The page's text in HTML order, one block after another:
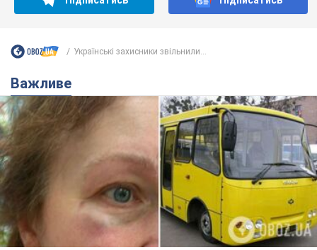
У Львові жінка спровокувала конфлікт,
розмовляючи російською мовою у маршрутці:
поліція склала адмінпротокол. Відео
На місце події прибули патрульні поліцейські та слідчо-
оперативна група
9,8 т.